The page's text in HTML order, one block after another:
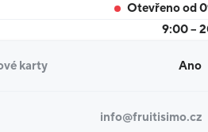
Otevřeno od
9:00 –
karty Ano
info@fruitisimo.cz